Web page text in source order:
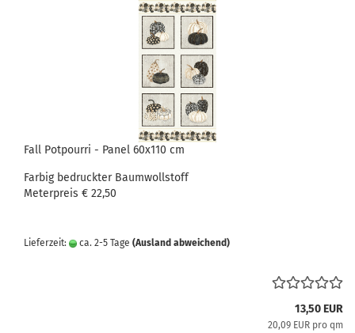
Fall Potpourri - Panel 60x110 cm
Farbig bedruckter Baumwollstoff
Meterpreis € 22,50
Lieferzeit: ca. 2-5 Tage (Ausland abweichend)
13,50 EUR
20,09 EUR pro qm